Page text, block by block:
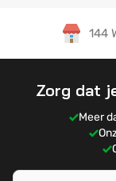
144
Zorg dat
Meer